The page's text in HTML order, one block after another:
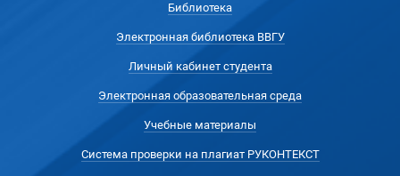
Библиотека
Электронная библиотека ВВГУ
Личный кабинет студента
Электронная образовательная среда
Учебные материалы
Система проверки на плагиат РУКОНТЕКСТ